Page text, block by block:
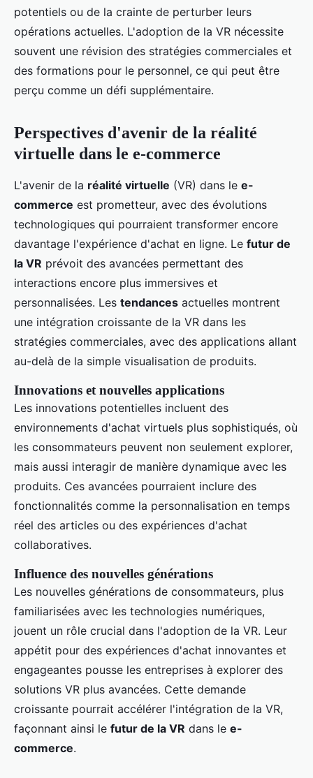
potentiels ou de la crainte de perturber leurs
opérations actuelles. L'adoption de la VR nécessite
souvent une révision des stratégies commerciales et
des formations pour le personnel, ce qui peut être
perçu comme un défi supplémentaire.
Perspectives d'avenir de la réalité
virtuelle dans le e-commerce
L'avenir de la réalité virtuelle (VR) dans le e-
commerce est prometteur, avec des évolutions
technologiques qui pourraient transformer encore
davantage l'expérience d'achat en ligne. Le futur de
la VR prévoit des avancées permettant des
interactions encore plus immersives et
personnalisées. Les tendances actuelles montrent
une intégration croissante de la VR dans les
stratégies commerciales, avec des applications allant
au-delà de la simple visualisation de produits.
Innovations et nouvelles applications
Les innovations potentielles incluent des
environnements d'achat virtuels plus sophistiqués, où
les consommateurs peuvent non seulement explorer,
mais aussi interagir de manière dynamique avec les
produits. Ces avancées pourraient inclure des
fonctionnalités comme la personnalisation en temps
réel des articles ou des expériences d'achat
collaboratives.
Influence des nouvelles générations
Les nouvelles générations de consommateurs, plus
familiarisées avec les technologies numériques,
jouent un rôle crucial dans l'adoption de la VR. Leur
appétit pour des expériences d'achat innovantes et
engageantes pousse les entreprises à explorer des
solutions VR plus avancées. Cette demande
croissante pourrait accélérer l'intégration de la VR,
façonnant ainsi le futur de la VR dans le e-
commerce.